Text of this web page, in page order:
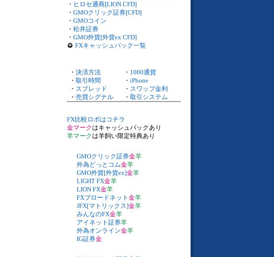
・ ヒロセ通商[LION CFD]
・ GMOクリック証券[CFD]
・ GMOコイン
・ 松井証券
・ GMO外貨[外貨ex CFD]
FXキャッシュバック一覧
・ 決済方法 ・ 1000通貨
・ 取引時間 ・ iPhone
・ スプレッド ・ スワップ金利
・ 売買シグナル ・ 取引システム
FX比較ロボはコチラ
金マーク はキャッシュバックあり
羊マーク は羊飼い限定特典あり
GMOクリック証券金羊
外為どっとコム金羊
GMO外貨[外貨ex]金羊
LIGHT FX金羊
LION FX金羊
FXブロードネット 金羊
JFX[マトリックス]金羊
みんなのFX金羊
アイネット証券羊
外為オンライン金羊
IG証券金